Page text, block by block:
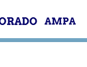
PROFESORADO